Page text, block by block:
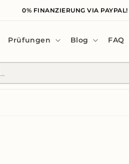
0% FINANZIERUNG VIA PAYPAL!
Prüfungen Blog FAQ